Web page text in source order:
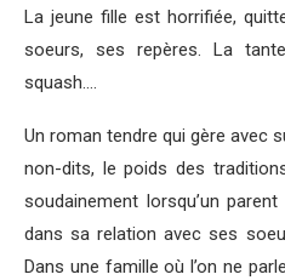
La jeune fille est horrifiée,
soeurs, ses repères. La
squash….
Un roman tendre qui gère avec
non-dits, le poids des
soudainement lorsqu’un
dans sa relation avec ses
Dans une famille où l’on ne